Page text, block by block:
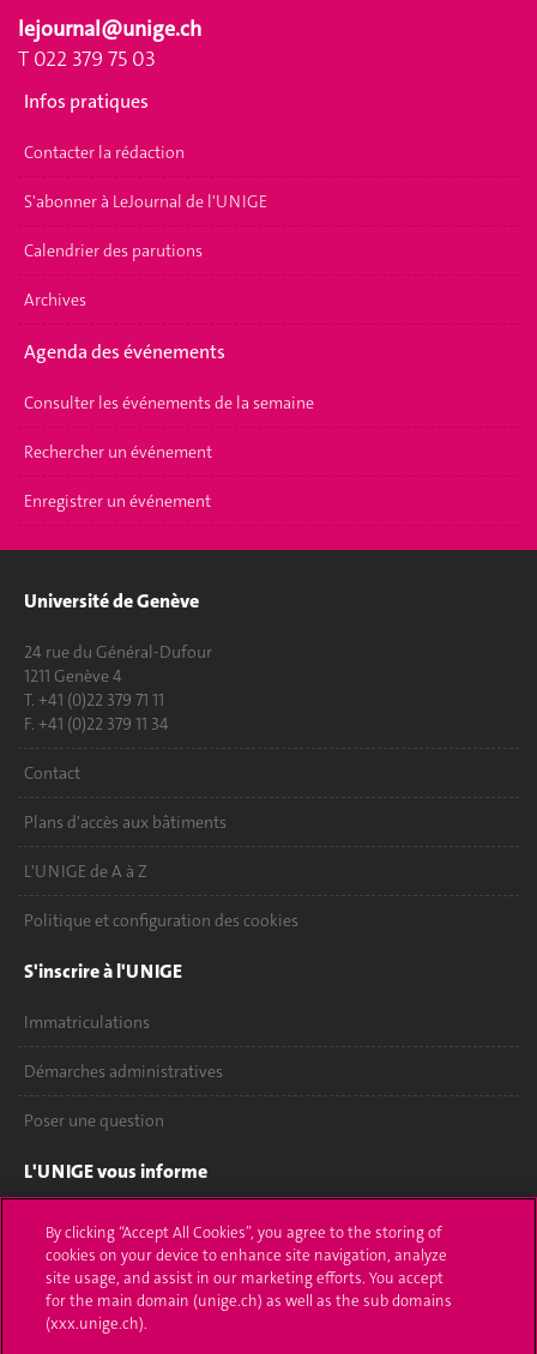
lejournal@unige.ch
T 022 379 75 03
Infos pratiques
Contacter la rédaction
S'abonner à LeJournal de l'UNIGE
Calendrier des parutions
Archives
Agenda des événements
Consulter les événements de la semaine
Rechercher un événement
Enregistrer un événement
Université de Genève
24 rue du Général-Dufour
1211 Genève 4
T. +41 (0)22 379 71 11
F. +41 (0)22 379 11 34
Contact
Plans d'accès aux bâtiments
L'UNIGE de A à Z
Politique et configuration des cookies
S'inscrire à l'UNIGE
Immatriculations
Démarches administratives
Poser une question
L'UNIGE vous informe
UNIGE Mobile
Médias
Offres d'emploi
By clicking “Accept All Cookies”, you agree to the storing of
cookies on your device to enhance site navigation, analyze
site usage, and assist in our marketing efforts. You accept
for the main domain (unige.ch) as well as the sub domains
(xxx.unige.ch).